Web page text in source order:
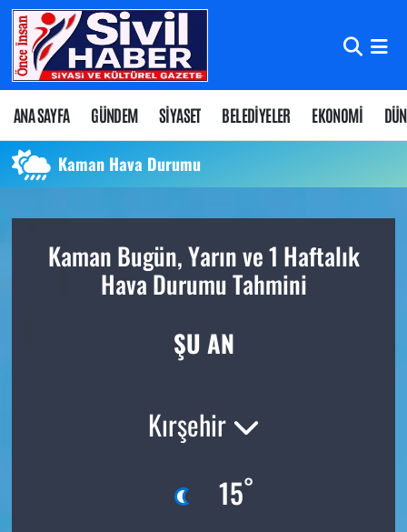
ANA SAYFA GÜNDEM SİYASET BELEDİYELER EKONOMİ
Kaman Hava Durumu
Kaman Bugün, Yarın ve 1 Haftalık
Hava Durumu Tahmini
ŞU AN
Kırşehir
15°
Nöbetçi Eczaneler
Hava Durumu
Namaz Vakitleri
Süper Lig Puan Durumu ve Fikstür
Tüm Manşetler
Son Dakika Haberleri